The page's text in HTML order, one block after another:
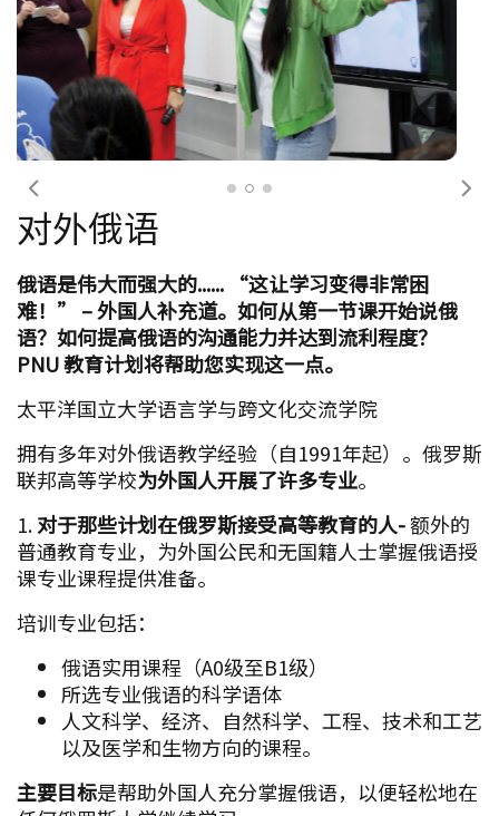
俄语是伟大而强大的...... “这让学习变得非常困
难！” – 外国人补充道。如何从第一节课开始说俄
语？如何提高俄语的沟通能力并达到流利程度？
PNU 教育计划将帮助您实现这一点。
太平洋国立大学语言学与跨文化交流学院
拥有多年对外俄语教学经验（自1991年起）。俄罗斯
联邦高等学校为外国人开展了许多专业
1.对于那些计划在俄罗斯接受高等教育的人-额外的
普通教育专业，为外国公民和无国籍人士掌握俄语授
课专业课程提供准备。
培训专业包括：
俄语实用课程（A0级至B1级）
所选专业俄语的科学语体
人文科学、经济、自然科学、工程、技术和工艺
以及医学和生物方向的课程。
主要目标是帮助外国人充分掌握俄语，以便轻松地在
任何俄罗斯大学继续学习。
每班不超过12人。每周上课 5 天，每天 6-8 学时。
学习期限–1 学年（2 个学期）。
2. 对于那些想从0开始学习俄语或提高俄语水平的
人， 正在实施以下方案：
俄语暑期学校（7月至8月）